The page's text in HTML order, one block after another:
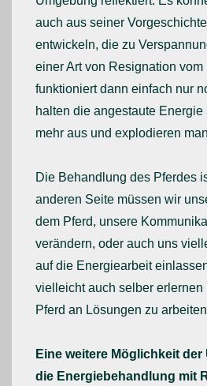
auch aus seiner
entwickeln, die zu
einer Art von Resignation vom
funktioniert dann einfach nur
halten die angestaute
mehr aus und explodieren
Die Behandlung des Pferdes
anderen Seite müssen wir
dem Pferd, unsere
verändern, oder auch uns
auf die Energiearbeit
vielleicht auch selber erlernen
Pferd an Lösungen zu
Eine weitere Möglichkeit
die Energiebehandlung mit